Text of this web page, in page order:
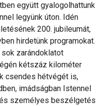
együtt gyalogolhattunk
legyünk úton. Idén
200. jubileumát,
hirdetünk programokat.
zarándoklatot
kétszáz kilométer
csendes hétvégét is,
imádságban Istennel
személyes beszélgetés